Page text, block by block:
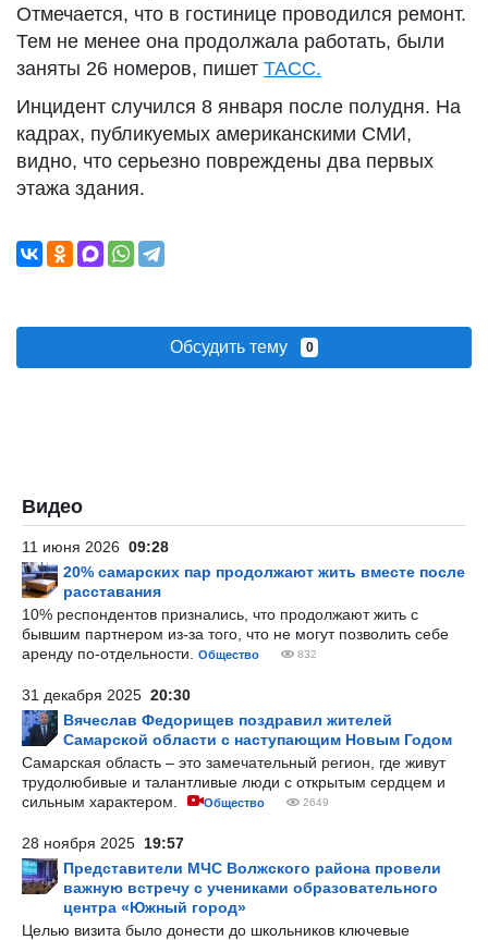
Отмечается, что в гостинице проводился ремонт.
Тем не менее она продолжала работать, были
заняты 26 номеров, пишет ТАСС.
Инцидент случился 8 января после полудня. На
кадрах, публикуемых американскими СМИ,
видно, что серьезно повреждены два первых
этажа здания.
Обсудить тему 0
Видео
11 июня 2026 09:28
20% самарских пар продолжают жить вместе после
расставания
10% респондентов признались, что продолжают жить с
бывшим партнером из-за того, что не могут позволить себе
аренду по-отдельности.
Общество 832
31 декабря 2025 20:30
Вячеслав Федорищев поздравил жителей
Самарской области с наступающим Новым Годом
Самарская область – это замечательный регион, где живут
трудолюбивые и талантливые люди с открытым сердцем и
сильным характером.
Общество 2649
28 ноября 2025 19:57
Представители МЧС Волжского района провели
важную встречу с учениками образовательного
центра «Южный город»
Целью визита было донести до школьников ключевые